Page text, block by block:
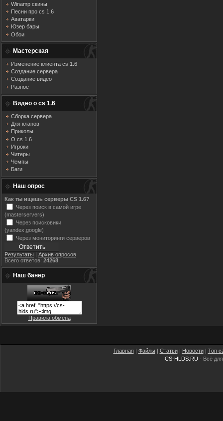
Winamp скины
Песни про cs 1.6
Аватарки
Юзер бары
Обои
Мастерская
Изменение клиента cs 1.6
Создание сервера
Создание видео
Разное
Видео о cs 1.6
Сборка сервера
Для кланов
Приколы
О cs 1.6
Игроки
Читеры
Чемпы
Баги
Наш опрос
Как ты ищешь серверы CS 1.6?
Через поиск в самой игре
(masterservers)
Через поисковики
(yandex,google)
Через мониторинги серверов
Результаты | Архив опросов
Всего ответов: 24268
Наш банер
Правила обмена
Главная| Файлы | Статьи| Новости| Топ
CS-HLDS.RU - Всё